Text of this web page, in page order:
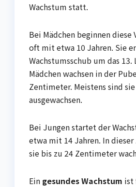
Wachstum statt.
Bei Mädchen beginnen diese
oft mit etwa 10 Jahren. Sie
Wachstumsschub um das 13.
Mädchen wachsen in der
Zentimeter. Meistens sind
ausgewachsen.
Bei Jungen startet der
etwa mit 14 Jahren. In
sie bis zu 24 Zentimeter
Ein gesundes Wachstum ist